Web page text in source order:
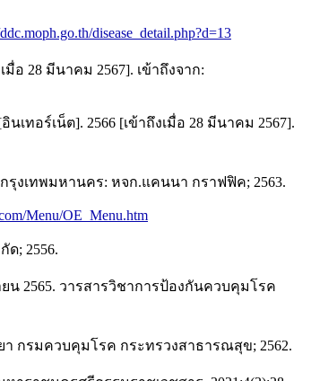
disease_detail.php?d=13
อ 28 มีนาคม 2567]. เข้าถึงจาก:
ทอร์เน็ต]. 2566 [เข้าถึงเมื่อ 28 มีนาคม 2567].
รุงเทพมหานคร: หจก.แคนนา กราฟฟิค; 2563.
Menu/OE_Menu.htm
; 2556.
2565. วารสารวิชาการป้องกันควบคุมโรค
กรมควบคุมโรค กระทรวงสาธารณสุข; 2562.